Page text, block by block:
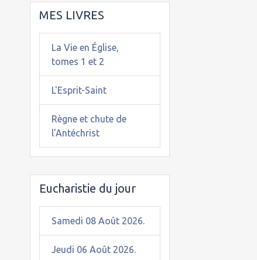
MES LIVRES
La Vie en Église,
tomes 1 et 2
L'Esprit-Saint
Règne et chute de
l'Antéchrist
Eucharistie du jour
Samedi 08 Août 2026.
Jeudi 06 Août 2026.